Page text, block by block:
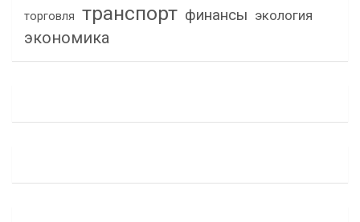
торговля транспорт финансы экология
экономика